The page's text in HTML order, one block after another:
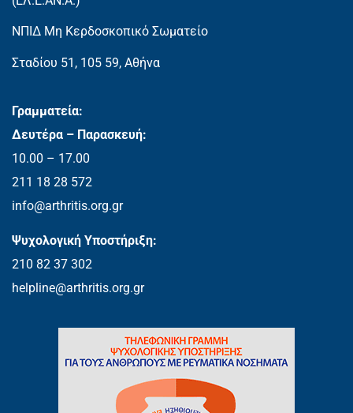
ΝΠΙΔ Μη Κερδοσκοπικό Σωματείο
Σταδίου 51, 105 59, Αθήνα
Γραμματεία:
Δευτέρα – Παρασκευή:
10.00 – 17.00
211 18 28 572
info@arthritis.org.gr
Ψυχολογική Υποστήριξη:
210 82 37 302
helpline@arthritis.org.gr